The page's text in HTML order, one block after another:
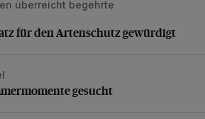
für den Artenschutz gewürdigt
überreicht begehrte
für den Artenschutz gewürdigt
gesucht
gesucht